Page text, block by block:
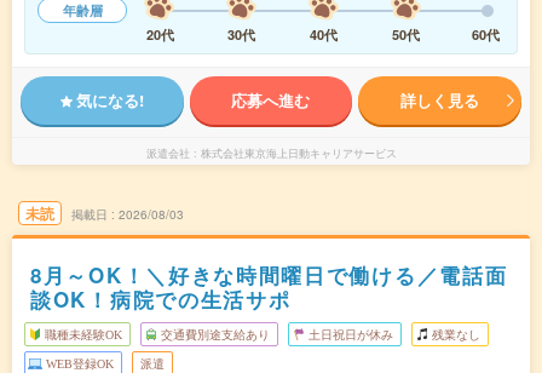
年齢層
20代
30代 40代 50代 60代
気になる! 応募へ進む 詳しく見る
派遣会社 株式会社東京海上日動キャリアサービス
未読 掲載日 2026/08/03
8月～OK！＼好きな時間曜日で働ける／電話面
談OK！病院での生活サポ
職種未経験OK 交通費別途支給あり 土日祝日が休み 残業なし
WEB登録OK 派遣